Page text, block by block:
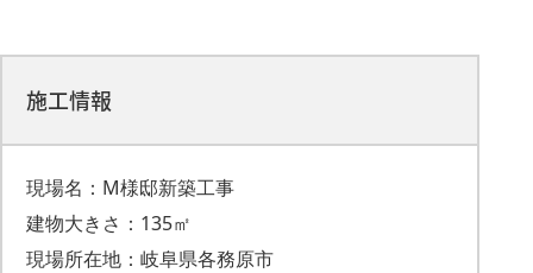
施工情報
現場名：M様邸新築工事
建物大きさ：135㎡
現場所在地：岐阜県各務原市